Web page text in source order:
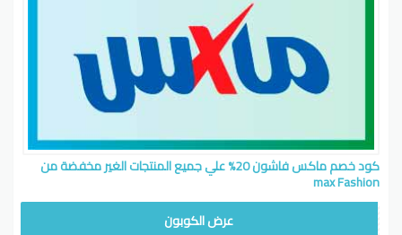
كود خصم ماكس فاشون 20% علي جميع المنتجات الغير مخفضة من
max Fashion
عرض الكوبون